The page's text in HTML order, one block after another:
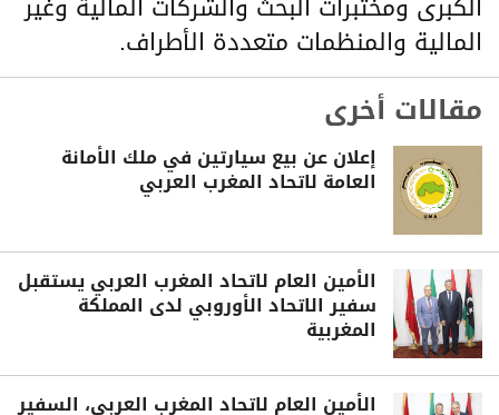
المالية والمنظمات متعددة الأطراف.
مقالات أخرى
إعلان عن بيع سيارتين في ملك الأمانة
العامة لاتحاد المغرب العربي
الأمين العام لاتحاد المغرب العربي يستقبل
سفير الاتحاد الأوروبي لدى المملكة
المغربية
الأمين العام لاتحاد المغرب العربي، السفير